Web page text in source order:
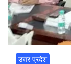
उत्तर प्रदेश